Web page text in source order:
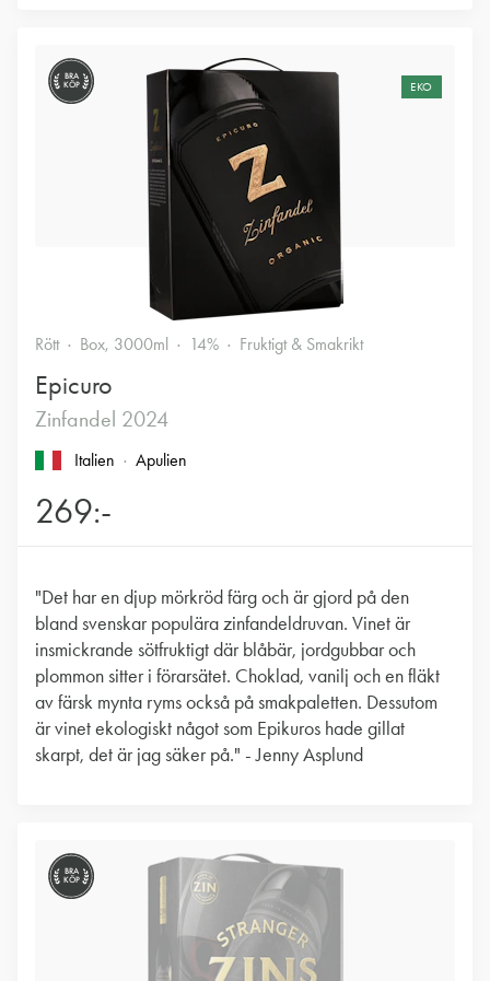
BRA
KÖP
EKO
Rött Box, 3000ml 14% Fruktigt & Smakrikt
Epicuro
Zinfandel 2024
Italien Apulien
269:-
"Det har en djup mörkröd färg och är gjord på den
bland svenskar populära zinfandeldruvan. Vinet är
insmickrande sötfruktigt där blåbär, jordgubbar och
plommon sitter i förarsätet. Choklad, vanilj och en fläkt
av färsk mynta ryms också på smakpaletten. Dessutom
är vinet ekologiskt något som Epikuros hade gillat
skarpt, det är jag säker på." - Jenny Asplund
BRA
KÖP